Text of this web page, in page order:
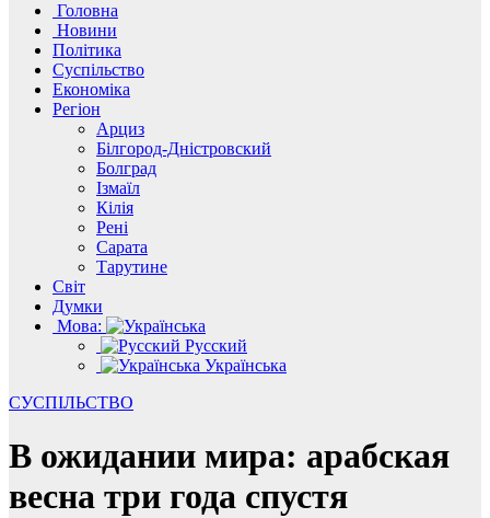
Головна
Новини
Політика
Суспільство
Економіка
Регіон
Арциз
Білгород-Дністровский
Болград
Ізмаїл
Кілія
Рені
Сарата
Тарутине
Світ
Думки
Мова:
Русский
Українська
СУСПІЛЬСТВО
В ожидании мира: арабская
весна три года спустя